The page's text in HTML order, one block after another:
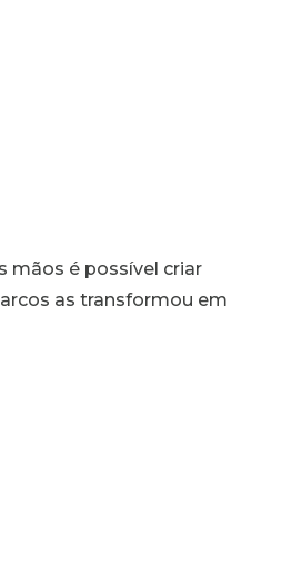
mãos é possível criar
as transformou em